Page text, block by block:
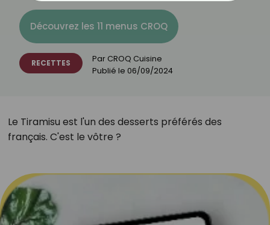
Découvrez les 11 menus CROQ
RECETTES Par CROQ Cuisine
Publié le 06/09/2024
Le Tiramisu est l'un des desserts préférés des
français. C'est le vôtre ?